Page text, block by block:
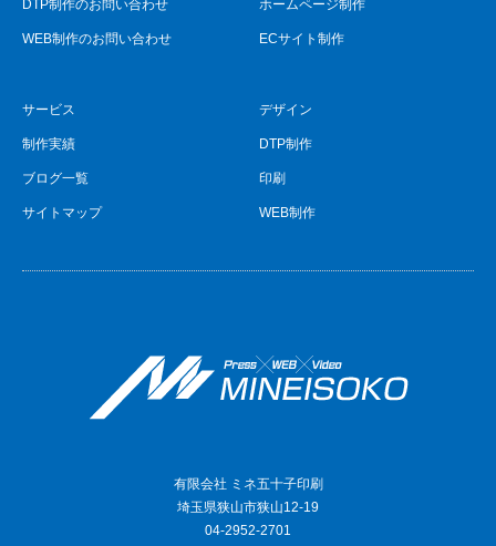
DTP制作のお問い合わせ
WEB制作のお問い合わせ
ホームページ制作
ECサイト制作
サービス
制作実績
ブログ一覧
サイトマップ
デザイン
DTP制作
印刷
WEB制作
有限会社 ミネ五十子印刷
埼玉県狭山市狭山12-19
04-2952-2701